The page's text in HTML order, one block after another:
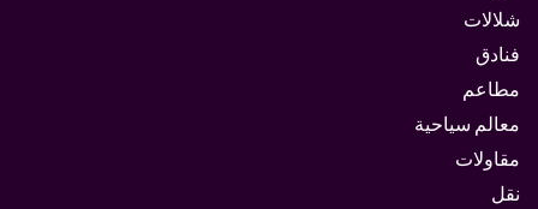
شلالات
فنادق
مطاعم
معالم سياحية
مقاولات
نقل